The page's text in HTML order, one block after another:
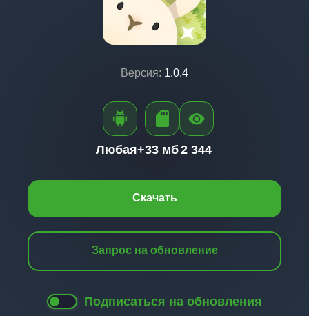
Версия: 1.0.4
Скачать
Запрос на обновление
Подписаться на обновления
Любая+33 мб2 344